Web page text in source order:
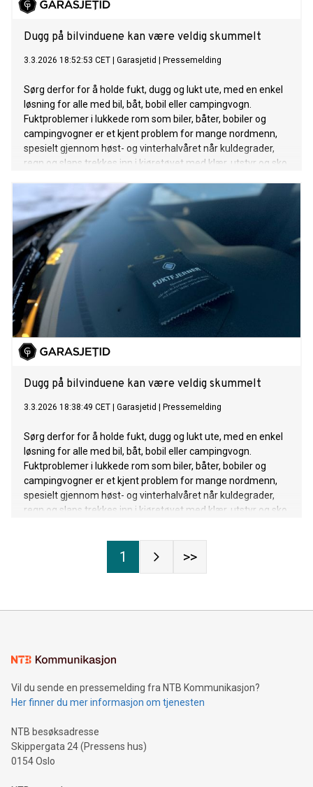
Dugg på bilvinduene kan være veldig skummelt
3.3.2026 18:52:53 CET Garasjetid Pressemelding
Sørg derfor for å holde fukt, dugg og lukt ute, med en enkel
løsning for alle med bil, båt, bobil eller campingvogn.
Fuktproblemer i lukkede rom som biler, båter, bobiler og
campingvogner er et kjent problem for mange nordmenn,
spesielt gjennom høst- og vinterhalvåret når kuldegrader,
regn og slaps trekkes inn i kjøretøyet med klær, utstyr og sko.
løsning som gjør hverdagen enklere og innemiljøet mer
komfortabelt.
Dugg på bilvinduene kan være veldig skummelt
3.3.2026 18:38:49 CET Garasjetid Pressemelding
Sørg derfor for å holde fukt, dugg og lukt ute, med en enkel
løsning for alle med bil, båt, bobil eller campingvogn.
Fuktproblemer i lukkede rom som biler, båter, bobiler og
campingvogner er et kjent problem for mange nordmenn,
spesielt gjennom høst- og vinterhalvåret når kuldegrader,
regn og slaps trekkes inn i kjøretøyet med klær, utstyr og sko.
løsning som gjør hverdagen enklere og innemiljøet mer
1 >>
Vil du sende en pressemelding fra NTB Kommunikasjon?
Her finner du mer informasjon om tjenesten
NTB besøksadresse
Skippergata 24 (Pressens hus)
0154 Oslo